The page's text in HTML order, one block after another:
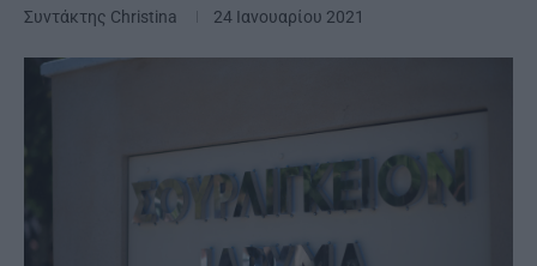
Συντάκτης Christina 24 Ιανουαρίου 2021